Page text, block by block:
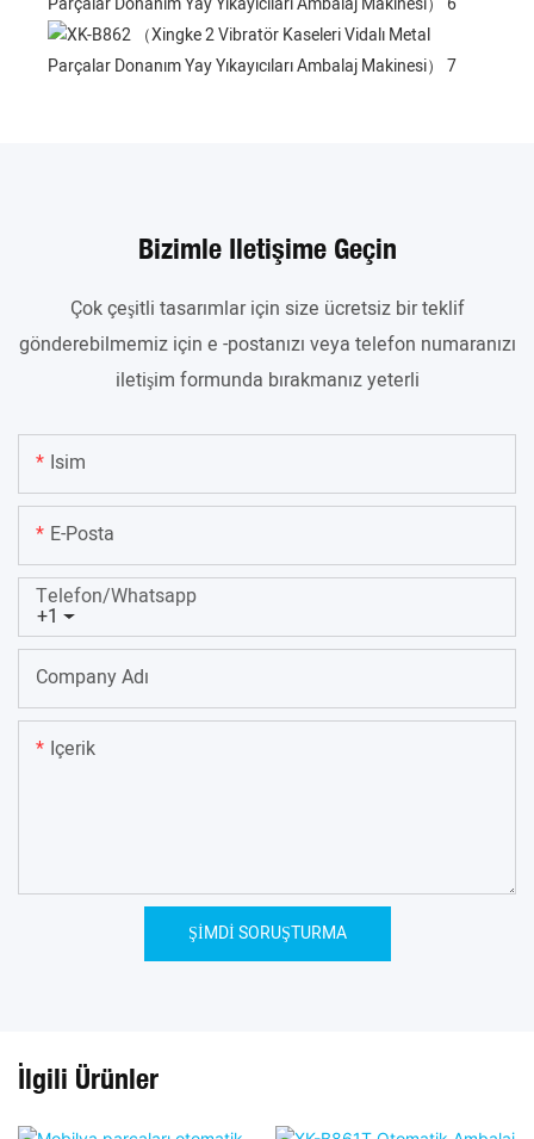
Bizimle Iletişime Geçin
Çok çeşitli tasarımlar için size ücretsiz bir teklif
gönderebilmemiz için e -postanızı veya telefon numaranızı
iletişim formunda bırakmanız yeterli
Isim
E-Posta
+1
Telefon/whatsapp
Company Adı
Içerik
ŞIMDI SORUŞTURMA
İlgili Ürünler